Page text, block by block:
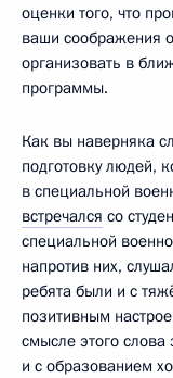
оценки того, что
ваши соображения
организовать в
программы.
Как вы наверняка
подготовку людей,
в специальной
встречался со
специальной
напротив них,
ребята были и с
позитивным
смысле этого слова
и с образованием